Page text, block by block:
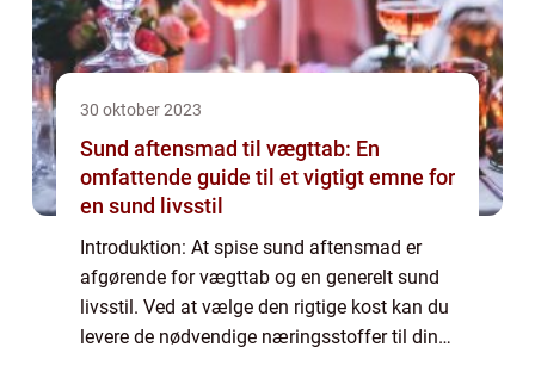
30 oktober 2023
Sund aftensmad til vægttab: En
omfattende guide til et vigtigt emne for
en sund livsstil
Introduktion: At spise sund aftensmad er
afgørende for vægttab og en generelt sund
livsstil. Ved at vælge den rigtige kost kan du
levere de nødvendige næringsstoffer til din